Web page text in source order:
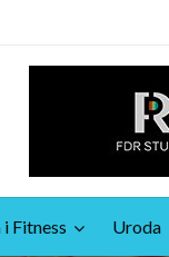
Fitness Uroda